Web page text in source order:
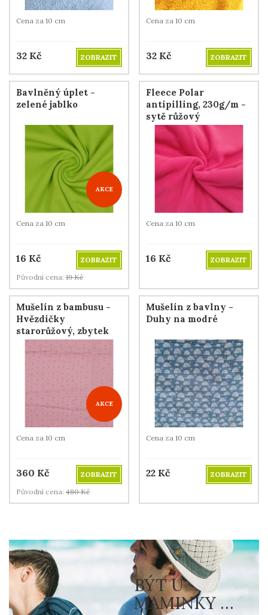
Cena za 10 cm
32 Kč ZOBRAZIT
Cena za 10 cm
32 Kč ZOBRAZIT
Bavlněný úplet -
zelené jablko
AKCE
Cena za 10 cm
16 Kč
ZOBRAZIT
Původní cena: 19 Kč
Fleece Polar
antipilling, 230g/m -
sytě růžový
Cena za 10 cm
16 Kč ZOBRAZIT
Mušelín z bambusu -
Hvězdičky
starorůžový, zbytek
120 cm
AKCE
Cena za 10 cm
360 Kč
ZOBRAZIT
Původní cena: 480 Kč
Mušelín z bavlny -
Duhy na modré
Cena za 10 cm
22 Kč ZOBRAZIT
BÝT U
MAMINKY …